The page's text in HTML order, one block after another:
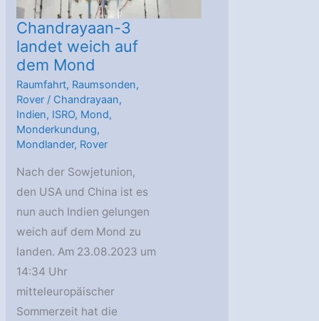
abgebrochen
Chandrayaan-3
landet weich auf
dem Mond
Raumfahrt, Raumsonden,
Rover / Chandrayaan,
Indien, ISRO, Mond,
Monderkundung,
Mondlander, Rover
Nach der Sowjetunion,
den USA und China ist es
nun auch Indien gelungen
weich auf dem Mond zu
landen. Am 23.08.2023 um
14:34 Uhr
mitteleuropäischer
Sommerzeit hat die